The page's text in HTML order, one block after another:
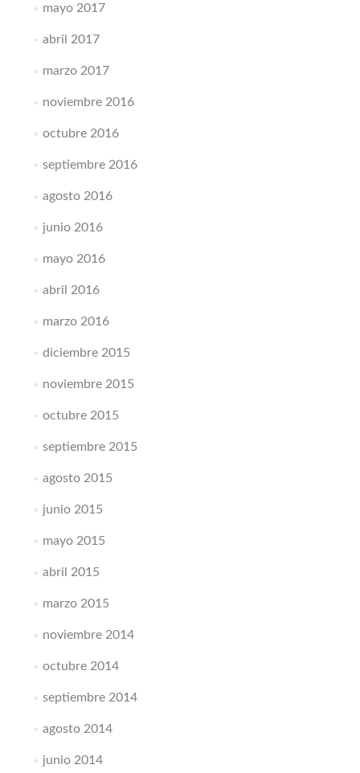
mayo 2017
abril 2017
marzo 2017
noviembre 2016
octubre 2016
septiembre 2016
agosto 2016
junio 2016
mayo 2016
abril 2016
marzo 2016
diciembre 2015
noviembre 2015
octubre 2015
septiembre 2015
agosto 2015
junio 2015
mayo 2015
abril 2015
marzo 2015
noviembre 2014
octubre 2014
septiembre 2014
agosto 2014
junio 2014